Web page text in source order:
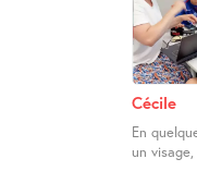
Cécile
En
un